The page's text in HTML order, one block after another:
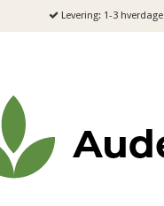
Levering: 1-3 hverdage